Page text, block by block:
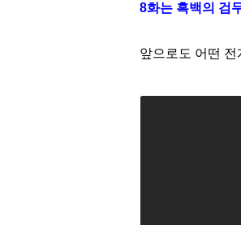
8화는 흑백의 검
앞으로도 어떤